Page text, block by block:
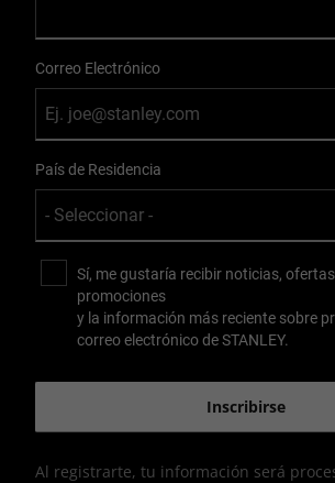
Correo Electrónico
País de Residencia
Sí, me gustaría recibir noticias,
promociones
y la información más reciente sobre
correo electrónico de STANLEY.
Al registrarte, tu información será